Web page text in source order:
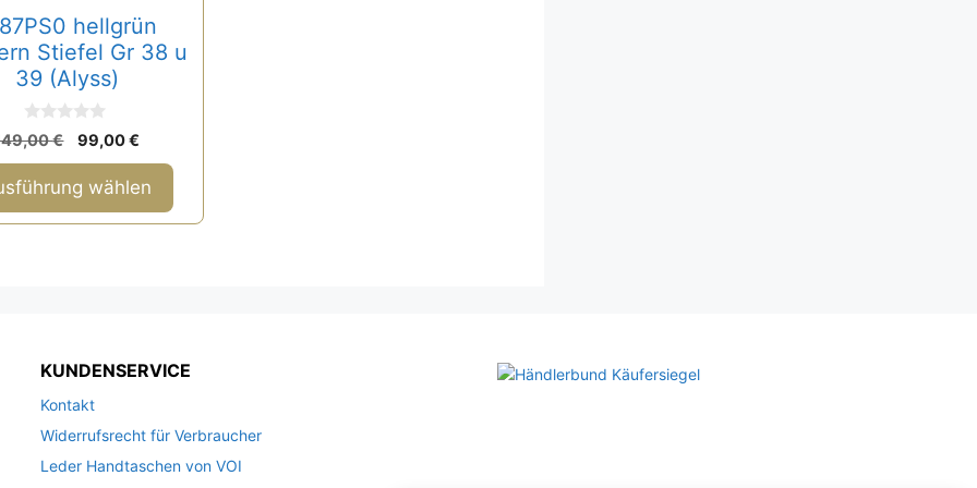
hellgrün
Stiefel Gr 38 u
39 (Alyss)
0
v
o
n
5
€
Ursprünglicher
Preis
war:
149,00 €
99,00€
Preis
ist:
99,00 €.
wählen
KUNDENSERVICE
Kontakt
Widerrufsrecht für Verbraucher
Leder Handtaschen von VOI